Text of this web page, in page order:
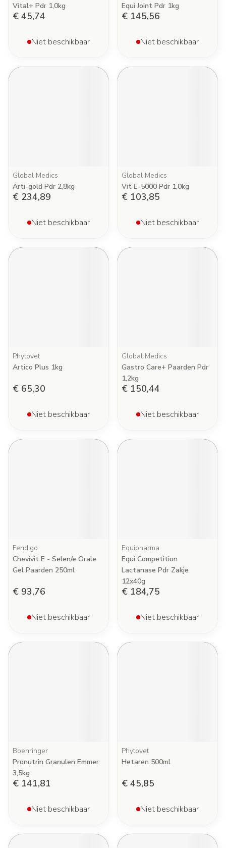
Vital+ Pdr 1,0kg
€ 45,74
Niet beschikbaar
Equi Joint Pdr 1kg
€ 145,56
Niet beschikbaar
Global Medics
Arti-gold Pdr 2,8kg
€ 234,89
Niet beschikbaar
Global Medics
Vit E-5000 Pdr 1,0kg
€ 103,85
Niet beschikbaar
Phytovet
Artico Plus 1kg
€ 65,30
Niet beschikbaar
Global Medics
Gastro Care+ Paarden Pdr
1,2kg
€ 150,44
Niet beschikbaar
Fendigo
Chevivit E - Selen/e Orale
Gel Paarden 250ml
€ 93,76
Niet beschikbaar
Equipharma
Equi Competition
Lactanase Pdr Zakje
12x40g
€ 184,75
Niet beschikbaar
Boehringer
Pronutrin Granulen Emmer
3,5kg
€ 141,81
Niet beschikbaar
Phytovet
Hetaren 500ml
€ 45,85
Niet beschikbaar